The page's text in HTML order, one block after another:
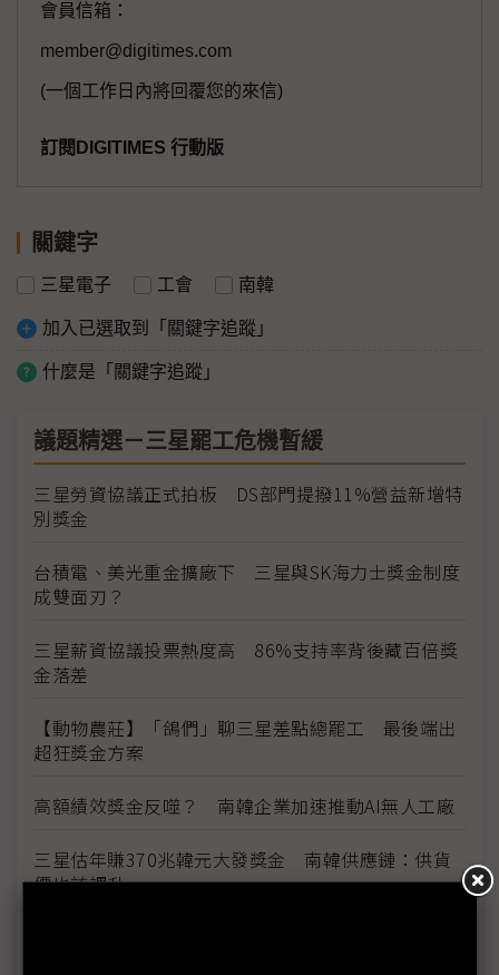
會員信箱：
member@digitimes.com
(一個工作日內將回覆您的來信)
訂閱DIGITIMES 行動版
關鍵字
三星電子 工會 南韓
加入已選取到「關鍵字追蹤」
什麼是「關鍵字追蹤」
議題精選－三星罷工危機暫緩
三星勞資協議正式拍板 DS部門提撥11%營益新增特
別獎金
台積電、美光重金擴廠下 三星與SK海力士獎金制度
成雙面刃？
三星薪資協議投票熱度高 86%支持率背後藏百倍獎
金落差
【動物農莊】「鴿們」聊三星差點總罷工 最後端出
超狂獎金方案
高額績效獎金反噬？ 南韓企業加速推動AI無人工廠
三星估年賺370兆韓元大發獎金 南韓供應鏈：供貨
價也該調升